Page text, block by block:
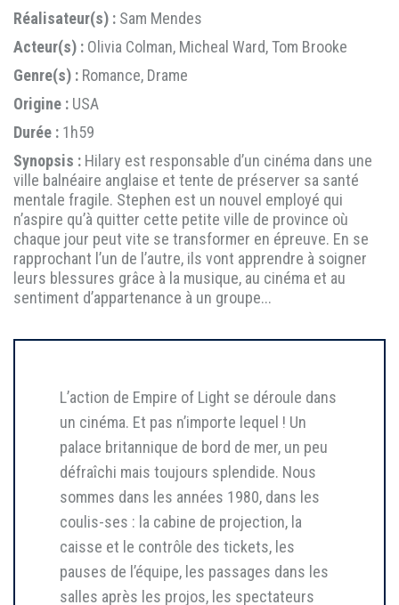
Réalisateur(s) : Sam Mendes
Acteur(s) : Olivia Colman, Micheal Ward, Tom Brooke
Genre(s) : Romance, Drame
Origine : USA
Durée : 1h59
Synopsis : Hilary est responsable d’un cinéma dans une
ville balnéaire anglaise et tente de préserver sa santé
mentale fragile. Stephen est un nouvel employé qui
n’aspire qu’à quitter cette petite ville de province où
chaque jour peut vite se transformer en épreuve. En se
rapprochant l’un de l’autre, ils vont apprendre à soigner
leurs blessures grâce à la musique, au cinéma et au
sentiment d’appartenance à un groupe...
L’action de Empire of Light se déroule dans
un cinéma. Et pas n’importe lequel ! Un
palace britannique de bord de mer, un peu
défraîchi mais toujours splendide. Nous
sommes dans les années 1980, dans les
coulis-ses : la cabine de projection, la
caisse et le contrôle des tickets, les
pauses de l’équipe, les passages dans les
salles après les projos, les spectateurs